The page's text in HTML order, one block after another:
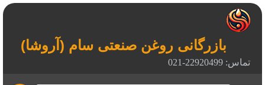
بازرگانی روغن صنعتی سام (آروشا)
تماس: 22920499-021